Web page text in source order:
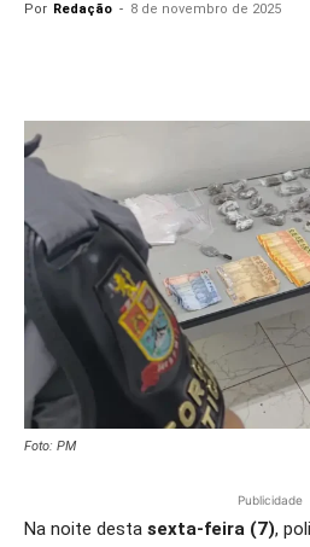
Por Redação - 8 de novembro de 2025
Foto: PM
Publicidade
Na noite desta sexta-feira (7),